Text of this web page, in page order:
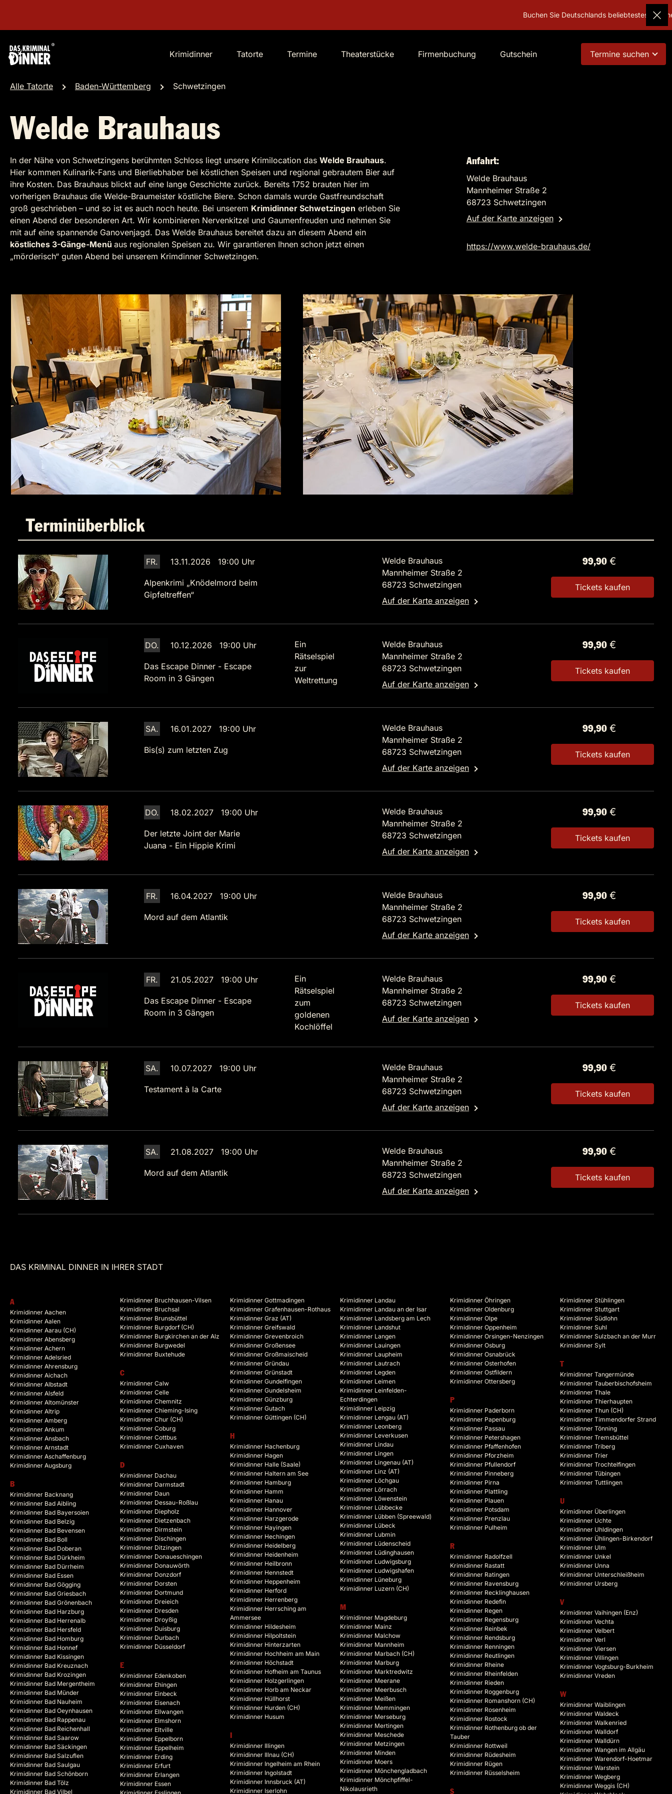
Buchen Sie Deutschlands beliebtestes Geschenk!
Krimidinner Tatorte Termine Theaterstücke Firmenbuchung Gutschein Termine suchen
Alle Tatorte Baden-Württemberg Schwetzingen
Welde Brauhaus
In der Nähe von Schwetzingens berühmten Schloss liegt unsere Krimilocation das Welde Brauhaus.
Hier kommen Kulinarik-Fans und Bierliebhaber bei köstlichen Speisen und regional gebrautem Bier auf
ihre Kosten. Das Brauhaus blickt auf eine lange Geschichte zurück. Bereits 1752 brauten hier im
vorherigen Brauhaus die Welde-Braumeister köstliche Biere. Schon damals wurde Gastfreundschaft
groß geschrieben – und so ist es auch noch heute. Bei unserem Krimidinner Schwetzingen erleben Sie
einen Abend der besonderen Art. Wir kombinieren Nervenkitzel und Gaumenfreuden und nehmen Sie
mit auf eine spannende Ganovenjagd. Das Welde Brauhaus bereitet dazu an diesem Abend ein
köstliches 3-Gänge-Menü aus regionalen Speisen zu. Wir garantieren Ihnen schon jetzt einen
„mörderisch“ guten Abend bei unserem Krimdinner Schwetzingen.
Anfahrt:
Welde Brauhaus
Mannheimer Straße 2
68723 Schwetzingen
Auf der Karte anzeigen
https://www.welde-brauhaus.de/
Terminüberblick
FR. 13.11.2026 19:00 Uhr
Alpenkrimi „Knödelmord beim
Gipfeltreffen“
Welde Brauhaus
Mannheimer Straße 2
68723 Schwetzingen
Auf der Karte anzeigen
99,90 €
Tickets kaufen
DO. 10.12.2026 19:00 Uhr
Das Escape Dinner - Escape
Room in 3 Gängen
Ein
Rätselspiel
zur
Weltrettung
Welde Brauhaus
Mannheimer Straße 2
68723 Schwetzingen
Auf der Karte anzeigen
99,90 €
Tickets kaufen
SA. 16.01.2027 19:00 Uhr
Bis(s) zum letzten Zug
Welde Brauhaus
Mannheimer Straße 2
68723 Schwetzingen
Auf der Karte anzeigen
99,90 €
Tickets kaufen
DO. 18.02.2027 19:00 Uhr
Der letzte Joint der Marie
Juana - Ein Hippie Krimi
Welde Brauhaus
Mannheimer Straße 2
68723 Schwetzingen
Auf der Karte anzeigen
99,90 €
Tickets kaufen
FR. 16.04.2027 19:00 Uhr
Mord auf dem Atlantik
Welde Brauhaus
Mannheimer Straße 2
68723 Schwetzingen
Auf der Karte anzeigen
99,90 €
Tickets kaufen
FR. 21.05.2027 19:00 Uhr
Das Escape Dinner - Escape
Room in 3 Gängen
Ein
Rätselspiel
zum
goldenen
Kochlöffel
Welde Brauhaus
Mannheimer Straße 2
68723 Schwetzingen
Auf der Karte anzeigen
99,90 €
Tickets kaufen
SA. 10.07.2027 19:00 Uhr
Testament à la Carte
Welde Brauhaus
Mannheimer Straße 2
68723 Schwetzingen
Auf der Karte anzeigen
99,90 €
Tickets kaufen
SA. 21.08.2027 19:00 Uhr
Mord auf dem Atlantik
Welde Brauhaus
Mannheimer Straße 2
68723 Schwetzingen
Auf der Karte anzeigen
99,90 €
Tickets kaufen
DAS KRIMINAL DINNER IN IHRER STADT
A
Krimidinner Aachen
Krimidinner Aalen
Krimidinner Aarau (CH)
Krimidinner Abensberg
Krimidinner Achern
Krimidinner Adelsried
Krimidinner Ahrensburg
Krimidinner Aichach
Krimidinner Albstadt
Krimidinner Alsfeld
Krimidinner Altomünster
Krimidinner Altrip
Krimidinner Amberg
Krimidinner Ankum
Krimidinner Ansbach
Krimidinner Arnstadt
Krimidinner Aschaffenburg
Krimidinner Augsburg
B
Krimidinner Backnang
Krimidinner Bad Aibling
Krimidinner Bad Bayersoien
Krimidinner Bad Belzig
Krimidinner Bad Bevensen
Krimidinner Bad Boll
Krimidinner Bad Doberan
Krimidinner Bad Dürkheim
Krimidinner Bad Dürrheim
Krimidinner Bad Essen
Krimidinner Bad Gögging
Krimidinner Bad Griesbach
Krimidinner Bad Grönenbach
Krimidinner Bad Harzburg
Krimidinner Bad Herrenalb
Krimidinner Bad Hersfeld
Krimidinner Bad Homburg
Krimidinner Bad Honnef
Krimidinner Bad Kissingen
Krimidinner Bad Kreuznach
Krimidinner Bad Krozingen
Krimidinner Bad Mergentheim
Krimidinner Bad Münder
Krimidinner Bad Nauheim
Krimidinner Bad Oeynhausen
Krimidinner Bad Rappenau
Krimidinner Bad Reichenhall
Krimidinner Bad Saarow
Krimidinner Bad Säckingen
Krimidinner Bad Salzuflen
Krimidinner Bad Saulgau
Krimidinner Bad Schönborn
Krimidinner Bad Tölz
Krimidinner Bad Vilbel
Krimidinner Bruchhausen-Vilsen
Krimidinner Bruchsal
Krimidinner Brunsbüttel
Krimidinner Burgdorf (CH)
Krimidinner Burgkirchen an der Alz
Krimidinner Burgwedel
Krimidinner Buxtehude
C
Krimidinner Calw
Krimidinner Celle
Krimidinner Chemnitz
Krimidinner Chieming-Ising
Krimidinner Chur (CH)
Krimidinner Coburg
Krimidinner Cottbus
Krimidinner Cuxhaven
D
Krimidinner Dachau
Krimidinner Darmstadt
Krimidinner Daun
Krimidinner Dessau-Roßlau
Krimidinner Diepholz
Krimidinner Dietzenbach
Krimidinner Dirmstein
Krimidinner Dischingen
Krimidinner Ditzingen
Krimidinner Donaueschingen
Krimidinner Donauwörth
Krimidinner Donzdorf
Krimidinner Dorsten
Krimidinner Dortmund
Krimidinner Dreieich
Krimidinner Dresden
Krimidinner Droyßig
Krimidinner Duisburg
Krimidinner Durbach
Krimidinner Düsseldorf
E
Krimidinner Edenkoben
Krimidinner Ehingen
Krimidinner Einbeck
Krimidinner Eisenach
Krimidinner Ellwangen
Krimidinner Elmshorn
Krimidinner Eltville
Krimidinner Eppelborn
Krimidinner Eppelheim
Krimidinner Erding
Krimidinner Erfurt
Krimidinner Erlangen
Krimidinner Essen
Krimidinner Gottmadingen
Krimidinner Grafenhausen-Rothaus
Krimidinner Graz (AT)
Krimidinner Greifswald
Krimidinner Grevenbroich
Krimidinner Großensee
Krimidinner Großmaischeid
Krimidinner Gründau
Krimidinner Grünstadt
Krimidinner Gundelfingen
Krimidinner Gundelsheim
Krimidinner Günzburg
Krimidinner Gutach
Krimidinner Güttingen (CH)
H
Krimidinner Hachenburg
Krimidinner Hagen
Krimidinner Halle (Saale)
Krimidinner Haltern am See
Krimidinner Hamburg
Krimidinner Hamm
Krimidinner Hanau
Krimidinner Hannover
Krimidinner Harzgerode
Krimidinner Hayingen
Krimidinner Hechingen
Krimidinner Heidelberg
Krimidinner Heidenheim
Krimidinner Heilbronn
Krimidinner Hennstedt
Krimidinner Heppenheim
Krimidinner Herford
Krimidinner Herrenberg
Krimidinner Herrsching am
Ammersee
Krimidinner Hildesheim
Krimidinner Hilpoltstein
Krimidinner Hinterzarten
Krimidinner Hochheim am Main
Krimidinner Höchstadt
Krimidinner Hofheim am Taunus
Krimidinner Holzgerlingen
Krimidinner Horb am Neckar
Krimidinner Hüllhorst
Krimidinner Hurden (CH)
Krimidinner Husum
Krimidinner Illingen
Krimidinner Illnau (CH)
Krimidinner Ingelheim am Rhein
Krimidinner Ingolstadt
Krimidinner Innsbruck (AT)
Krimidinner Iserlohn
Krimidinner Landau
Krimidinner Landau an der Isar
Krimidinner Landsberg am Lech
Krimidinner Landshut
Krimidinner Langen
Krimidinner Lauingen
Krimidinner Laupheim
Krimidinner Lautrach
Krimidinner Legden
Krimidinner Leimen
Krimidinner Leinfelden-
Echterdingen
Krimidinner Leipzig
Krimidinner Lengau (AT)
Krimidinner Leonberg
Krimidinner Leverkusen
Krimidinner Lindau
Krimidinner Lingen
Krimidinner Lingenau (AT)
Krimidinner Linz (AT)
Krimidinner Löchgau
Krimidinner Lörrach
Krimidinner Löwenstein
Krimidinner Lübbecke
Krimidinner Lübben (Spreewald)
Krimidinner Lübeck
Krimidinner Lubmin
Krimidinner Lüdenscheid
Krimidinner Lüdinghausen
Krimidinner Ludwigsburg
Krimidinner Ludwigshafen
Krimidinner Lüneburg
Krimidinner Luzern (CH)
M
Krimidinner Magdeburg
Krimidinner Mainz
Krimidinner Malchow
Krimidinner Mannheim
Krimidinner Marbach (CH)
Krimidinner Marburg
Krimidinner Marktredwitz
Krimidinner Meerane
Krimidinner Meerbusch
Krimidinner Meißen
Krimidinner Memmingen
Krimidinner Merseburg
Krimidinner Mertingen
Krimidinner Meschede
Krimidinner Metzingen
Krimidinner Minden
Krimidinner Moers
Krimidinner Mönchengladbach
Krimidinner Mönchpfiffel-
Nikolausrieth
Krimidinner Öhringen
Krimidinner Oldenburg
Krimidinner Olpe
Krimidinner Oppenheim
Krimidinner Orsingen-Nenzingen
Krimidinner Osburg
Krimidinner Osnabrück
Krimidinner Osterhofen
Krimidinner Ostfildern
Krimidinner Ottersberg
P
Krimidinner Paderborn
Krimidinner Papenburg
Krimidinner Passau
Krimidinner Petershagen
Krimidinner Pfaffenhofen
Krimidinner Pforzheim
Krimidinner Pfullendorf
Krimidinner Pinneberg
Krimidinner Pirna
Krimidinner Plattling
Krimidinner Plauen
Krimidinner Potsdam
Krimidinner Prenzlau
Krimidinner Pulheim
R
Krimidinner Radolfzell
Krimidinner Rastatt
Krimidinner Ratingen
Krimidinner Ravensburg
Krimidinner Recklinghausen
Krimidinner Redefin
Krimidinner Regen
Krimidinner Regensburg
Krimidinner Reinbek
Krimidinner Rendsburg
Krimidinner Renningen
Krimidinner Reutlingen
Krimidinner Rheine
Krimidinner Rheinfelden
Krimidinner Rieden
Krimidinner Roggenburg
Krimidinner Romanshorn (CH)
Krimidinner Rosenheim
Krimidinner Rostock
Krimidinner Rothenburg ob der
Tauber
Krimidinner Rottweil
Krimidinner Rüdesheim
Krimidinner Rügen
Krimidinner Rüsselsheim
S
Krimidinner Stühlingen
Krimidinner Stuttgart
Krimidinner Südlohn
Krimidinner Suhl
Krimidinner Sulzbach an der Murr
Krimidinner Sylt
T
Krimidinner Tangermünde
Krimidinner Tauberbischofsheim
Krimidinner Thale
Krimidinner Thierhaupten
Krimidinner Thun (CH)
Krimidinner Timmendorfer Strand
Krimidinner Tönning
Krimidinner Tremsbüttel
Krimidinner Triberg
Krimidinner Trier
Krimidinner Trochtelfingen
Krimidinner Tübingen
Krimidinner Tuttlingen
U
Krimidinner Überlingen
Krimidinner Uchte
Krimidinner Uhldingen
Krimidinner Ühlingen-Birkendorf
Krimidinner Ulm
Krimidinner Unkel
Krimidinner Unna
Krimidinner Unterschleißheim
Krimidinner Ursberg
V
Krimidinner Vaihingen (Enz)
Krimidinner Vechta
Krimidinner Velbert
Krimidinner Verl
Krimidinner Viersen
Krimidinner Villingen
Krimidinner Vogtsburg-Burkheim
Krimidinner Vreden
W
Krimidinner Waiblingen
Krimidinner Waldeck
Krimidinner Walkenried
Krimidinner Walldorf
Krimidinner Walldürn
Krimidinner Wangen im Allgäu
Krimidinner Warendorf-Hoetmar
Krimidinner Warstein
Krimidinner Wegberg
Krimidinner Weggis (CH)